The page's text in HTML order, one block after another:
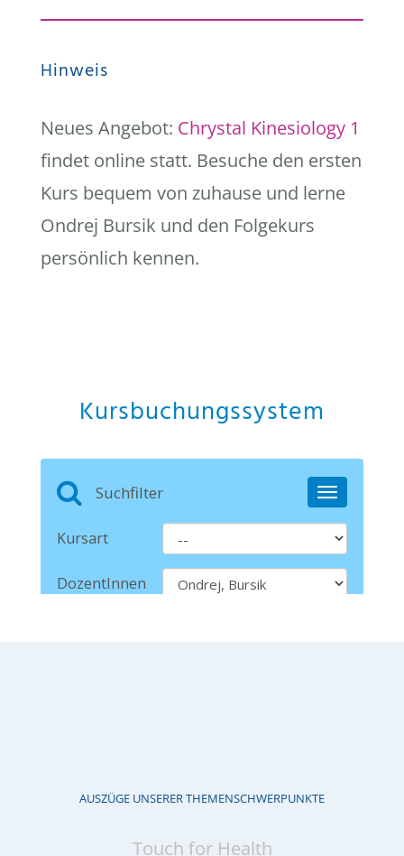
Hinweis
Neues Angebot: Chrystal Kinesiology 1
findet online statt. Besuche den ersten
Kurs bequem von zuhause und lerne
Ondrej Bursik und den Folgekurs
persönlich kennen.
Kursbuchungssystem
AUSZÜGE UNSERER THEMENSCHWERPUNKTE
Touch for Health